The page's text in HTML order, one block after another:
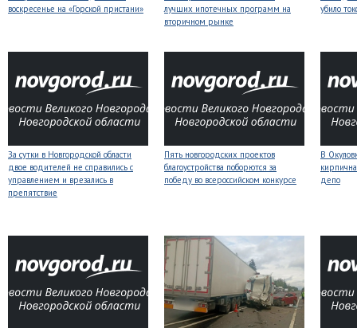
воскресенье на «Горской пристани»
лучших ипотечных программ на
вторичном рынке
убило
За сутки в Новгородской области
двое водителей не справились с
управлением и врезались в
препятствие
Пять новгородских проектов
благоустройства поборются за
победу во всероссийском конкурсе
В
депо